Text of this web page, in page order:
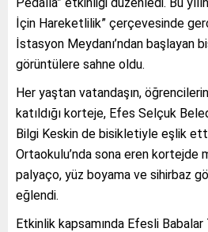
İçin Hareketlilik” çerçevesinde
İstasyon Meydanı’ndan başlayan
görüntülere sahne oldu.
Her yaştan vatandaşın,
katıldığı korteje, Efes Selçuk
Bilgi Keskin de bisikletiyle eşlik
Ortaokulu’nda sona eren kortejde
palyaço, yüz boyama ve sihirbaz
eğlendi.
Etkinlik kapsamında Efesli